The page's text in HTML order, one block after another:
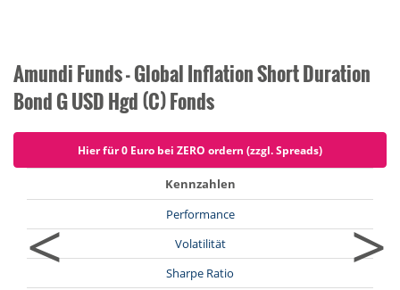
Amundi Funds - Global Inflation Short Duration
Bond G USD Hgd (C) Fonds
Hier für 0 Euro bei ZERO ordern (zzgl. Spreads)
<
Kennzahlen
Performance
Volatilität
Sharpe Ratio
>